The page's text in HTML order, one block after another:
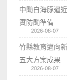
中颱白海豚逼
實防颱準備
2026-08-07
竹縣教育邁向
五大方案成果
2026-08-07